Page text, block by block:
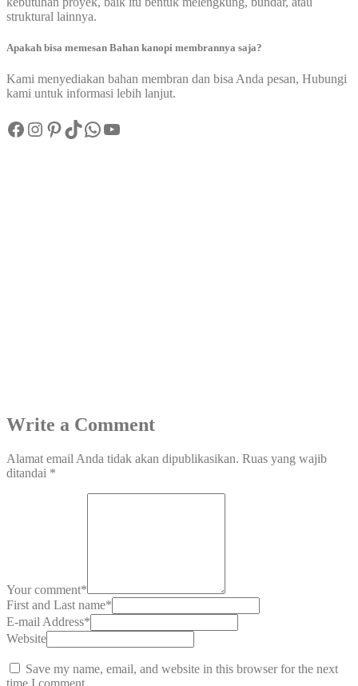
struktural lainnya.
Apakah bisa memesan Bahan kanopi membrannya saja?
Kami menyediakan bahan membran dan bisa Anda pesan, Hubungi
kami untuk informasi lebih lanjut.
Facebook
Instagram
Pinterest
TikTok
WhatsApp
YouTube
Write a Comment
Alamat email Anda tidak akan dipublikasikan. Ruas yang wajib
ditandai *
Your comment*
First and Last name*
E-mail Address*
Website
Save my name, email, and website in this browser for the next
time I comment.